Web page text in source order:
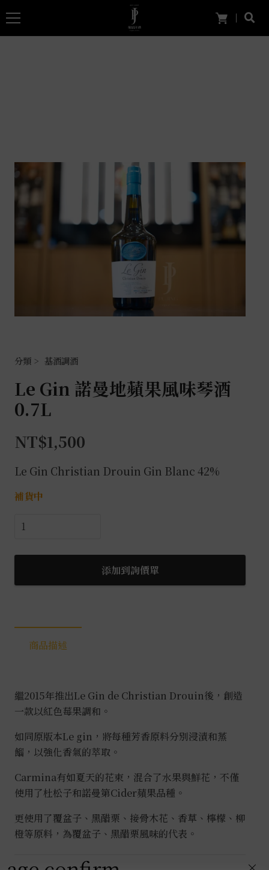
基酒調酒
Le Gin 諾曼地蘋果風味琴酒
0.7L
NT$1,500
Le Gin Christian Drouin Gin Blanc 42%
補貨中
Le
諾
地
風
0.7L
數
添加到詢價單
商品描述
繼2015年推出Le Gin de Christian Drouin後，創造
一款以紅色莓果調和。
如同原版本Le gin，將每種芳香原料分別浸漬和蒸
餾，以強化香氣的萃取。
Carmina有如夏天的花束，混合了水果與鮮花，不僅
使用了杜松子和諾曼第Cider蘋果品種。
更使用了覆盆子、黑醋栗、接骨木花、香草、檸檬、柳
橙等原料，為覆盆子、黑醋栗風味的代表。